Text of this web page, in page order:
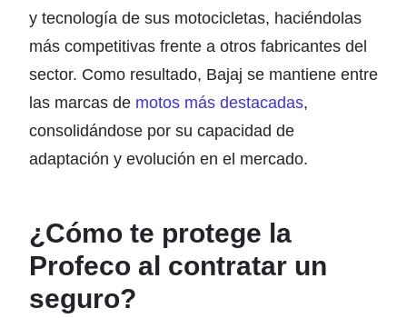
y tecnología de sus motocicletas, haciéndolas
más competitivas frente a otros fabricantes del
sector. Como resultado, Bajaj se mantiene entre
las marcas de motos más destacadas,
consolidándose por su capacidad de
adaptación y evolución en el mercado.
¿Cómo te protege la
Profeco al contratar un
seguro?